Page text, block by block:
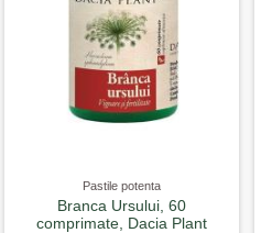
Pastile potenta
Branca Ursului, 60
comprimate, Dacia Plant